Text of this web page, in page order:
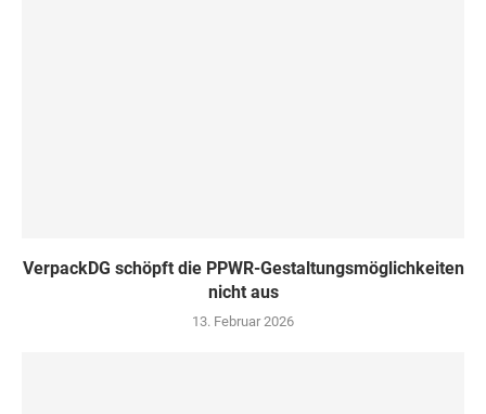
VerpackDG schöpft die PPWR-Gestaltungsmöglichkeiten
nicht aus
13. Februar 2026